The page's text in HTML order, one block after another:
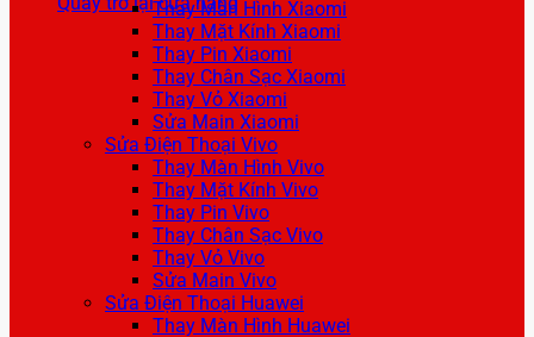
Thay Màn Hình Xiaomi
Thay Mặt Kính Xiaomi
Thay Pin Xiaomi
Thay Chân Sạc Xiaomi
Thay Vỏ Xiaomi
Sửa Main Xiaomi
Sửa Điện Thoại Vivo
Thay Màn Hình Vivo
Thay Mặt Kính Vivo
Thay Pin Vivo
Thay Chân Sạc Vivo
Thay Vỏ Vivo
Sửa Main Vivo
Sửa Điện Thoại Huawei
Thay Màn Hình Huawei